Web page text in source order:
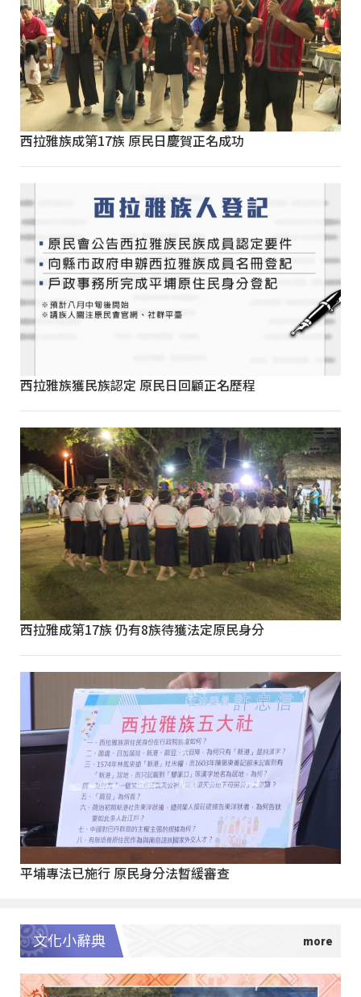
西拉雅族成第17族 原民日慶賀正名成功
西拉雅族獲民族認定 原民日回顧正名歷程
西拉雅成第17族 仍有8族待獲法定原民身分
平埔專法已施行 原民身分法暫緩審查
文化小辭典